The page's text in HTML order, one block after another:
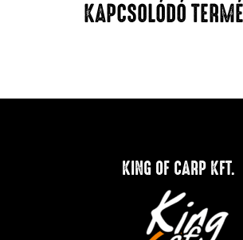
KAPCSOLÓDÓ
KING OF CARP KFT.